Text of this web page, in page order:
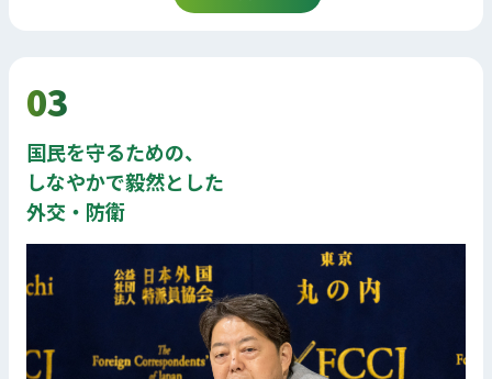
03
国民を守るための、
しなやかで毅然とした
外交・防衛